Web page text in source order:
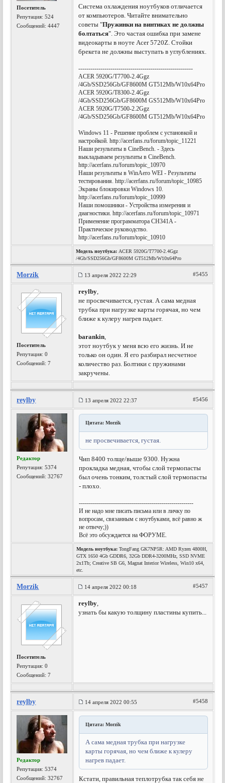
Посетитель
Репутация:524
Сообщений: 4447
Система охлаждения ноутбуков отличается
от компьютеров. Читайте внимательно
советы "Пружинки на винтиках не должны
болтаться". Это частая ошибка при замене
видеокарты в ноуте Acer 5720Z. Стойки
брекета не должны выступать в углублениях.
---------------------------------------------------------
ACER 5920G/T7700-2.4Ggz
/4Gb/SSD256Gb/GF8600M GT512Mb/W10x64Pro
ACER 5920G/T8300-2.4Ggz
/4Gb/SSD256Gb/GF8600M GS512Mb/W10x64Pro
ACER 5920G/T7500-2.2Ggz
/4Gb/SSD256Gb/GF8600M GT512Mb/W10x64Pro
Windows 11 - Решение проблем с установкой и
настройкой. http://acerfans.ru/forum/topic_11221
Наши результаты в CineBench. - Здесь
выкладываем результаты в CineBench.
http://acerfans.ru/forum/topic_10970
Наши результаты в WinAero WEI - Результаты
тестирования. http://acerfans.ru/forum/topic_10985
Экраны блокировки Windows 10.
http://acerfans.ru/forum/topic_10999
Наши помошники - Устройства измерения и
диагностики. http://acerfans.ru/forum/topic_10971
Применение программатора CH341A -
Практическое руководство.
http://acerfans.ru/forum/topic_10910
Модель ноутбука: ACER 5920G/T7700-2.4Ggz
/4Gb/SSD256Gb/GF8600M GT512Mb/W10x64Pro
Morzik 13 апреля 2022 22:29 #5455
Посетитель
Репутация:0
Сообщений: 7
reylby,
не просвечивается, густая. А сама медная
трубка при нагрузке карты горячая, но чем
ближе к кулеру нагрев падает.
barankin,
этот ноутбук у меня всю его жизнь. И не
только он один. Я его разбирал несчетное
количество раз. Болтики с пружинами
закручены.
reylby 13 апреля 2022 22:37 #5456
Редактор
Репутация:5374
Сообщений: 32767
Цитата: Morzik
не просвечивается, густая.
Чип 8400 толще/выше 9300. Нужна
прокладка медная, чтобы слой термопасты
был очень тонким, толстый слой термопасты
- плохо.
---------------------------------------------------------
И не надо мне писать письма или в личку по
вопросам, связанным с ноутбуками, всё равно ж
не отвечу;))
Всё это обсуждается на ФОРУМЕ.
Модель ноутбука: TongFang GK7NP5R: AMD Ryzen 4800H,
GTX 1650 4Gb GDDR6, 32Gb DDR4-3200MHz, SSD NVME
2x1Tb; Creative SB G6, Magnat Interior Wireless, Win10 x64,
etc.
Morzik 14 апреля 2022 00:18 #5457
Посетитель
Репутация:0
Сообщений: 7
reylby,
узнать бы какую толщину пластины купить...
reylby 14 апреля 2022 00:55 #5458
Редактор
Репутация:5374
Сообщений: 32767
Цитата: Morzik
А сама медная трубка при нагрузке
карты горячая, но чем ближе к кулеру
нагрев падает.
Кстати, правильная теплотрубка так себя не